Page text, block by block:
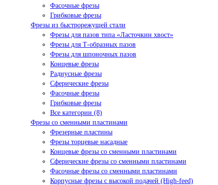
Фасочные фрезы
Грибковые фрезы
Фрезы из быстрорежущей стали
Фрезы для пазов типа «Ласточкин хвост»
Фрезы для Т-образных пазов
Фрезы для шпоночных пазов
Концевые фрезы
Радиусные фрезы
Сферические фрезы
Фасочные фрезы
Грибковые фрезы
Все категории (8)
Фрезы со сменными пластинами
Фрезерные пластины
Фрезы торцевые насадные
Концевые фрезы со сменными пластинами
Сферические фрезы со сменными пластинами
Фасочные фрезы со сменными пластинами
Корпусные фрезы с высокой подачей (High-feed)